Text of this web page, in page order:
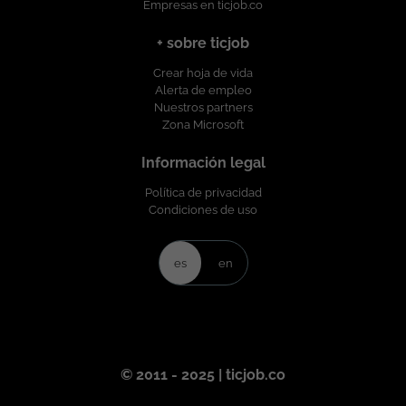
¡esperamos tu postulación! Esta oferta de
exclusiva de ticjob.co
Empresas en ticjob.co
+ sobre ticjob
Crear hoja de vida
Alerta de empleo
Nuestros partners
Zona Microsoft
Información legal
Política de privacidad
Condiciones de uso
es en
© 2011 - 2025 | ticjob.co